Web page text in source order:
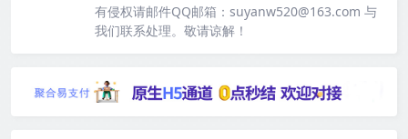
有侵权请邮件QQ邮箱：suyanw520@163.com 与
我们联系处理。敬请谅解！